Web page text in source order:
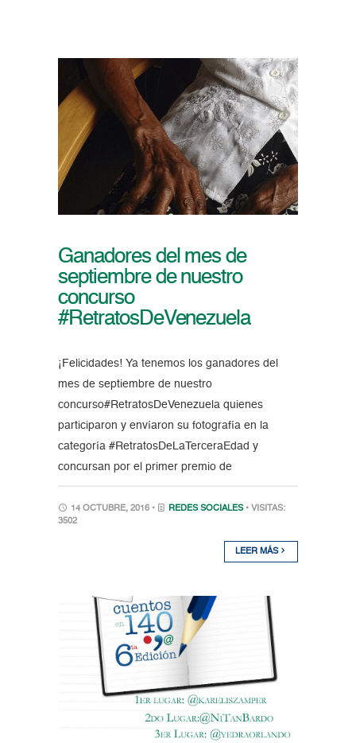
Ganadores del mes de
septiembre de nuestro
concurso
#RetratosDeVenezuela
¡Felicidades! Ya tenemos los ganadores del
mes de septiembre de nuestro
concurso#RetratosDeVenezuela quienes
participaron y envíaron su fotografía en la
categoría #RetratosDeLaTerceraEdad y
concursan por el primer premio de
14 OCTUBRE, 2016 • REDES SOCIALES • VISITAS:
3502
LEER MÁS